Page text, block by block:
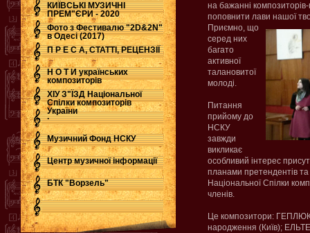
КИЇВСЬКІ МУЗИЧНІ
ПРЕМ"ЄРИ - 2020
Фото з Фестивалю "2D&2N"
в Одесі (2017)
П Р Е С А, СТАТТІ, РЕЦЕНЗІЇ
Н О Т И українських
композиторів
ХІУ З"ЇЗД Національної
Спілки композиторів
України
.
Музичний Фонд НСКУ
Центр музичної інформації
БТК "Ворзель"
на бажанні композиторів-
поповнити лави нашої
Приємно, що
серед них
багато
активної
талановитої
молоді.
Питання
прийому до
НСКУ
завжди
викликає
особливий інтерес
планами претендентів та
Національної Спілки
членів.
Це композитори: ГЕПЛЮК
народження (Київ);